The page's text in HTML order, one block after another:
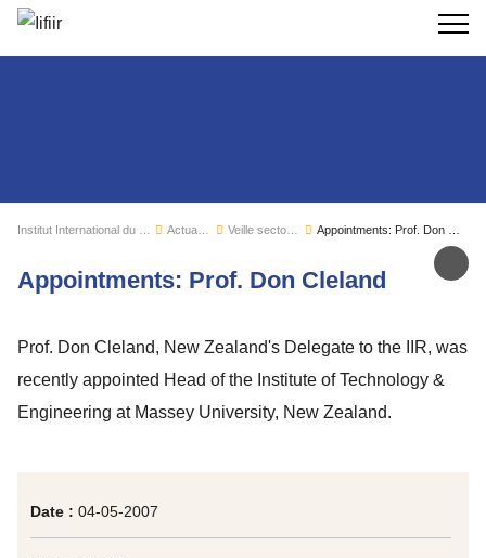
Appointments: Prof. Don Cleland
Date : 04-05-2007
Prof. Don Cleland, New Zealand's Delegate to the IIR, was
recently appointed Head of the Institute of Technology &
Engineering at Massey University, New Zealand.